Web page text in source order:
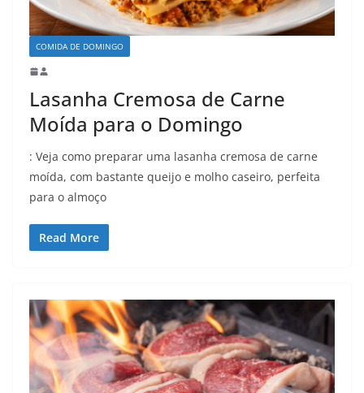
COMIDA DE DOMINGO
Lasanha Cremosa de Carne
Moída para o Domingo
: Veja como preparar uma lasanha cremosa de carne
moída, com bastante queijo e molho caseiro, perfeita
para o almoço
Read More